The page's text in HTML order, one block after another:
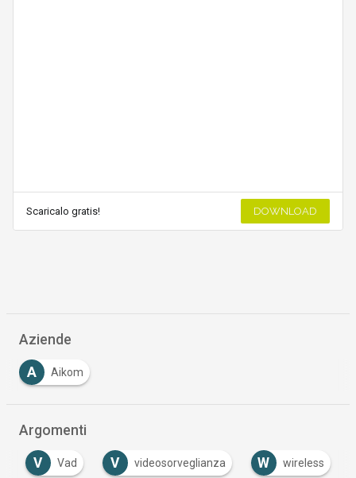
Scaricalo gratis! DOWNLOAD
Aziende
A Aikom
Argomenti
V Vad V videosorveglianza W wireless